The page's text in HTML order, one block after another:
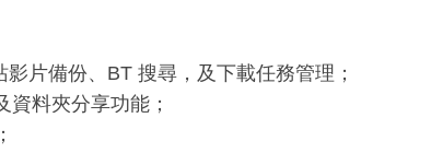
片備份、BT 搜尋，及下載任務管理；
料夾分享功能；